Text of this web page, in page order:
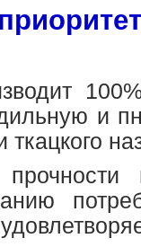
и
ткацкого